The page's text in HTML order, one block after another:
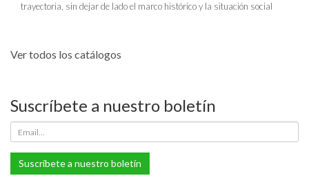
trayectoria, sin dejar de lado el marco histórico y la situación social
Ver todos los catálogos
Suscríbete a nuestro boletín
Suscríbete a nuestro boletín